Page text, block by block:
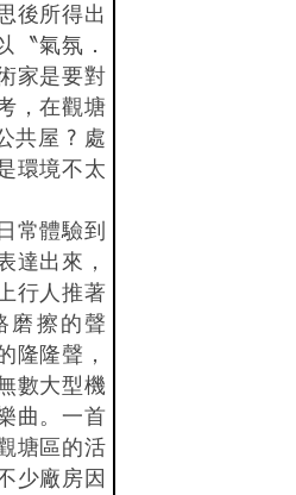
後所得出
氣氛．
家是要對
，在觀塘
共屋 ? 處
環境不太
常體驗到
達出來，
行人推著
磨擦的聲
隆隆聲，
數大型機
曲。一首
塘區的活
少廠房因